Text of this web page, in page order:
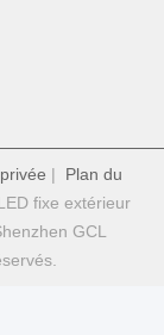
| Plan du
fixe extérieur
GCL